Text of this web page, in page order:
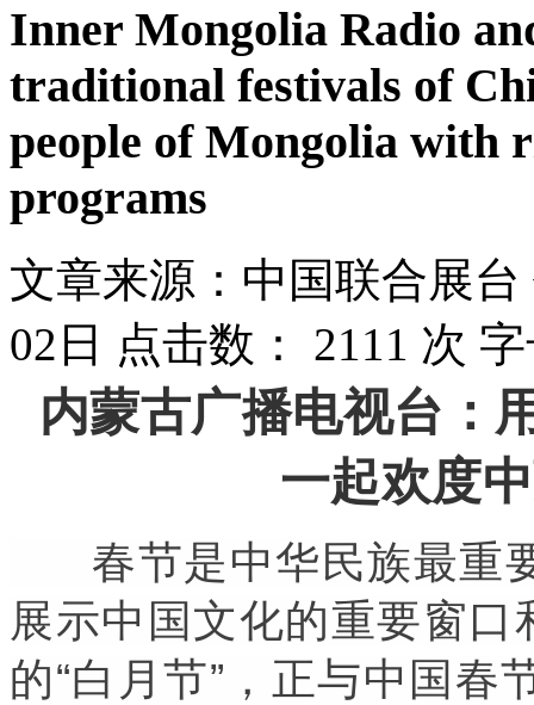
Inner Mongolia Radio
traditional festivals of
people of Mongolia with
programs
文章来源：中国联合展台
02日 点击数： 2111 次
内蒙古广播电视台：
一起欢度
春节是中华民族最重
展示中国文化的重要窗
的“白月节”，正与中国